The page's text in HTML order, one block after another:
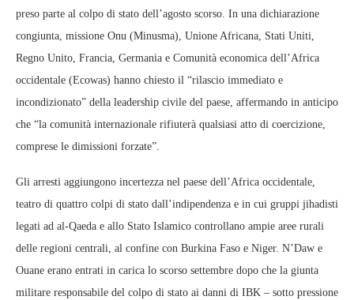
preso parte al colpo di stato dell’agosto scorso. In una dichiarazione
congiunta, missione Onu (Minusma), Unione Africana, Stati Uniti,
Regno Unito, Francia, Germania e Comunità economica dell’Africa
occidentale (Ecowas) hanno chiesto il “rilascio immediato e
incondizionato” della leadership civile del paese, affermando in anticipo
che “la comunità internazionale rifiuterà qualsiasi atto di coercizione,
comprese le dimissioni forzate”.
Gli arresti aggiungono incertezza nel paese dell’Africa occidentale,
teatro di quattro colpi di stato dall’indipendenza e in cui gruppi jihadisti
legati ad al-Qaeda e allo Stato Islamico controllano ampie aree rurali
delle regioni centrali, al confine con Burkina Faso e Niger. N’Daw e
Ouane erano entrati in carica lo scorso settembre dopo che la giunta
militare responsabile del colpo di stato ai danni di IBK – sotto pressione